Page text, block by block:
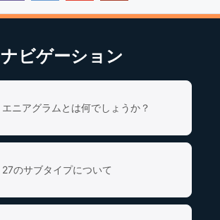
ナビゲーション
エニアグラムとは何でしょうか？
27のサブタイプについて